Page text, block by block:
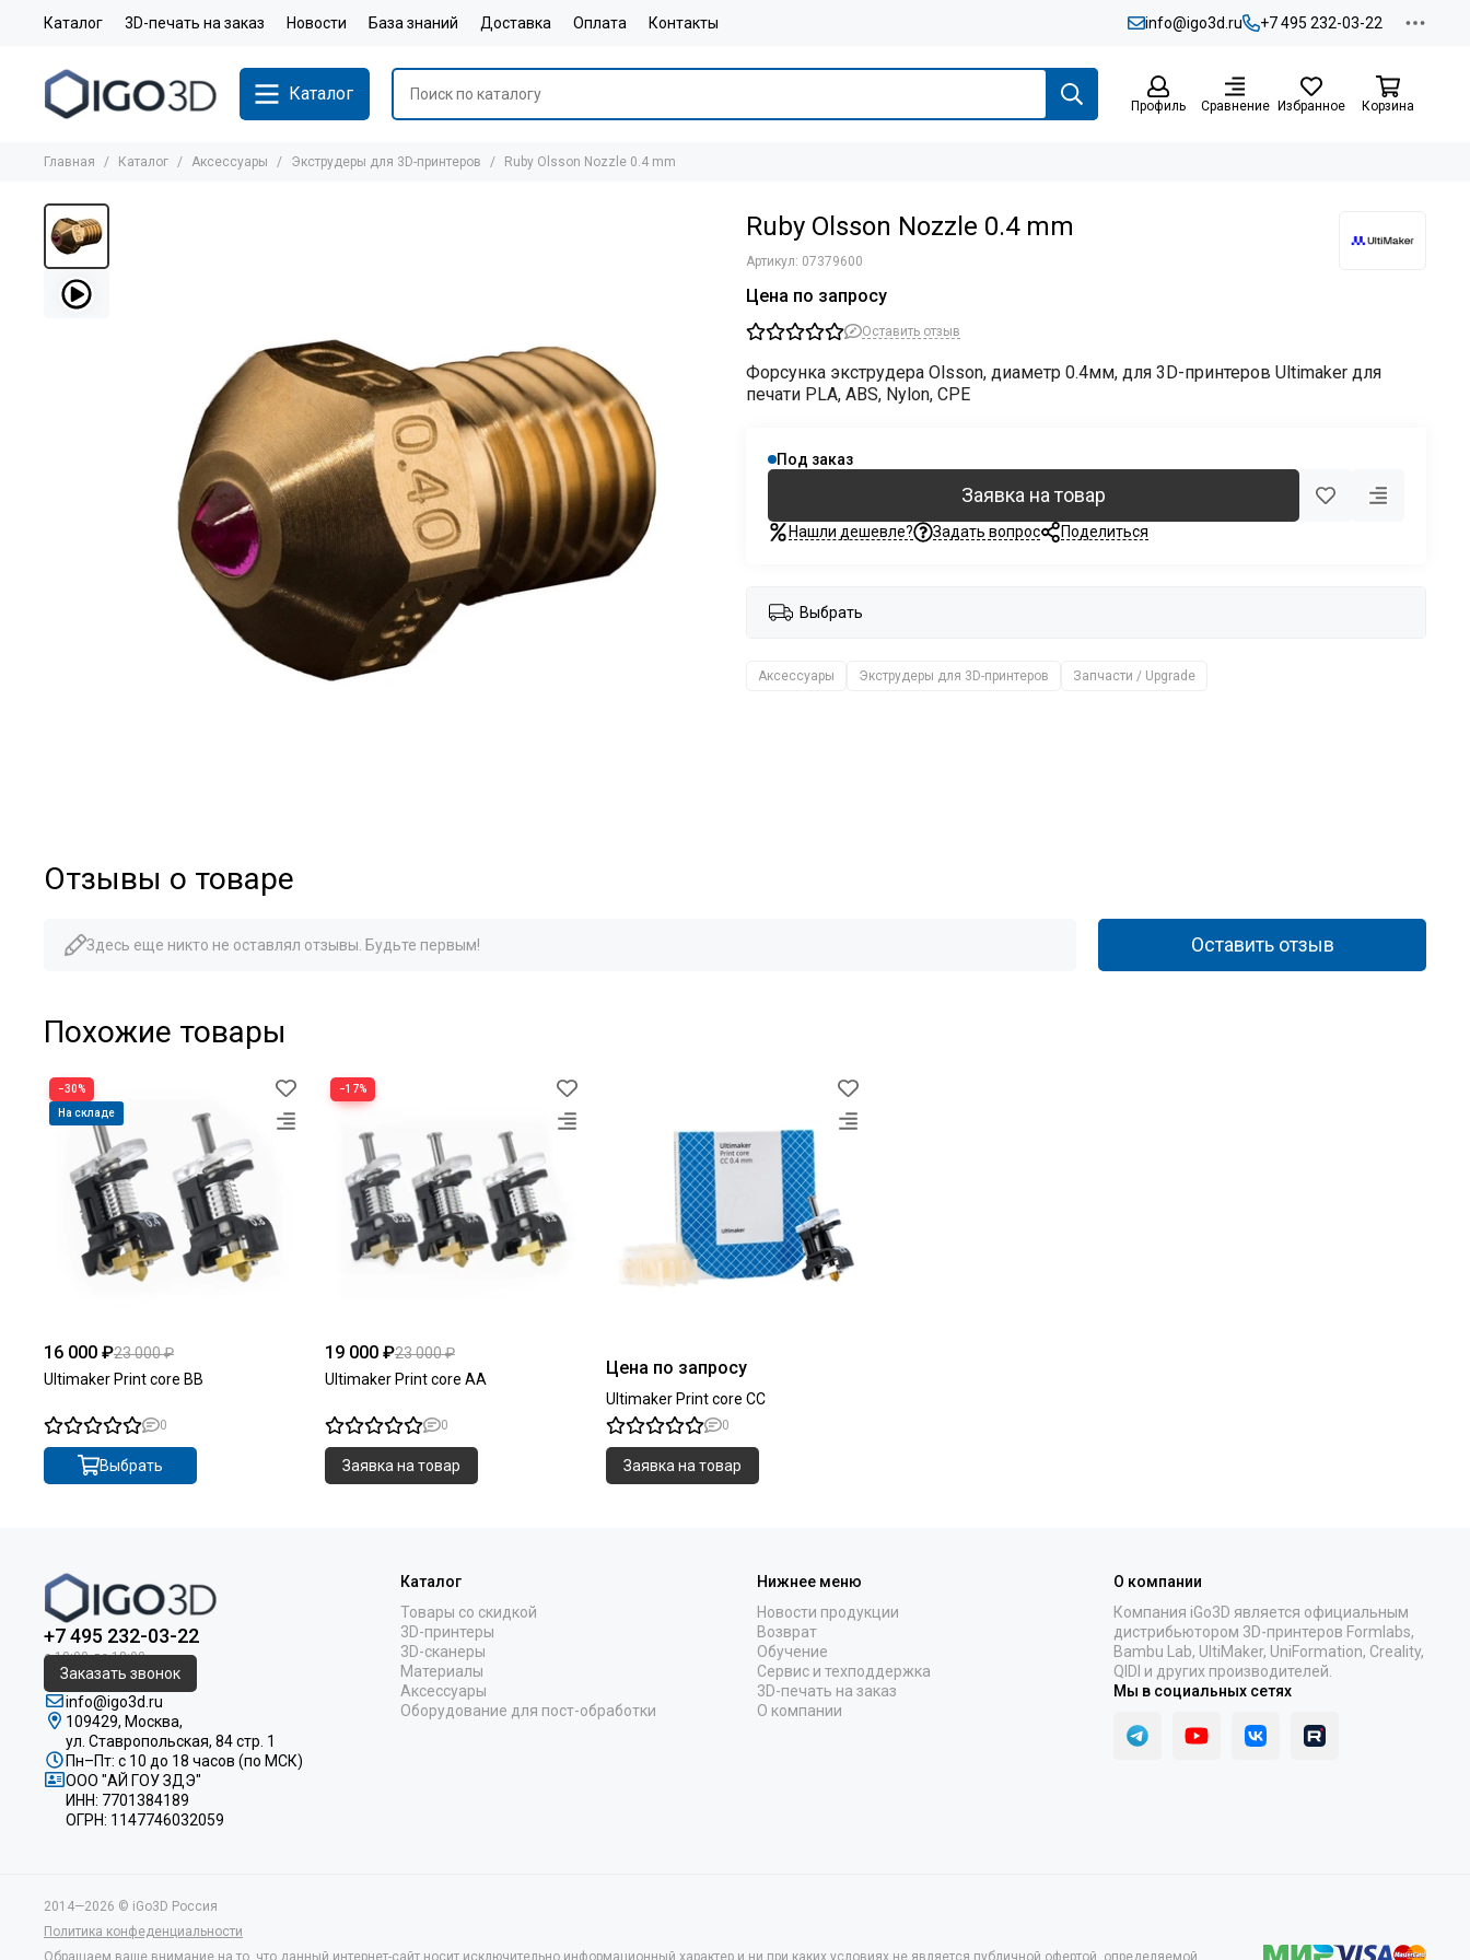
Каталог 3D-печать на заказ Новости База знаний Доставка Оплата Контакты info@igo3d.ru +7 495 232-03-22
Каталог
Профиль Сравнение Избранное Корзина
Главная Каталог Аксессуары Экструдеры для 3D-принтеров Ruby Olsson Nozzle 0.4 mm
Ruby Olsson Nozzle 0.4 mm
Артикул: 07379600
Цена по запросу
Оставить отзыв
Форсунка экструдера Olsson, диаметр 0.4мм, для 3D-принтеров Ultimaker для
печати PLA, ABS, Nylon, CPE
Под заказ
Заявка на товар
Нашли дешевле? Задать вопрос Поделиться
Выбрать
Аксессуары Экструдеры для 3D-принтеров Запчасти / Upgrade
Отзывы о товаре
Здесь еще никто не оставлял отзывы. Будьте первым! Оставить отзыв
Похожие товары
−30%
На складе
16 000 ₽23 000 ₽
Ultimaker Print core BB
0
Выбрать
−17%
19 000 ₽23 000 ₽
Ultimaker Print core AA
0
Заявка на товар
Цена по запросу
Ultimaker Print core CC
0
Заявка на товар
+7 495 232-03-22
Заказать звонок
info@igo3d.ru
109429, Москва,
ул. Ставропольская, 84 стр. 1
Пн–Пт: с 10 до 18 часов (по МСК)
ООО "АЙ ГОУ ЗДЭ"
ИНН: 7701384189
ОГРН: 1147746032059
Каталог
Товары со скидкой
3D-принтеры
3D-сканеры
Материалы
Аксессуары
Оборудование для пост-обработки
Нижнее меню
Новости продукции
Возврат
Обучение
Сервис и техподдержка
3D-печать на заказ
О компании
О компании
Компания iGo3D является официальным
дистрибьютором 3D-принтеров Formlabs,
Bambu Lab, UltiMaker, UniFormation, Creality,
QIDI и других производителей.
Мы в социальных сетях
2014—2026 © iGo3D Россия
Политика конфеденциальности
Обращаем ваше внимание на то, что данный интернет-сайт носит исключительно информационный характер и ни при каких условиях не является публичной офертой, определяемой